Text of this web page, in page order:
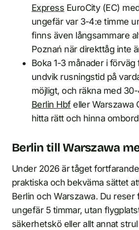
Express EuroCity (EC)
ungefär var 3-4:e timme
finns även långsammare
Poznań när direkttåg inte
Boka 1-3 månader i förväg
undvik rusningstid på
möjligt, och räkna med
Berlin Hbfeller Warszawa
hitta rätt och hinna
Berlin till Warszawa
Under 2026 är tåget
praktiska och bekväma sättet
Berlin och Warszawa. Du reser
ungefär 5 timmar, utan
säkerhetskö eller allt annat